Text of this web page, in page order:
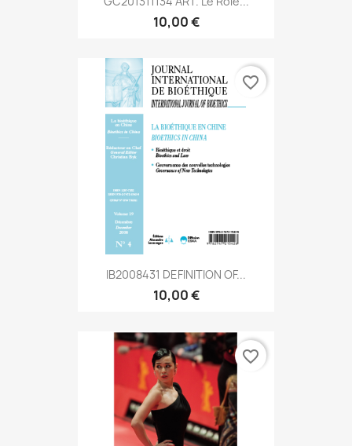
10,00 €
IB2008431 DEFINITION OF...
10,00 €
favorite_border
favorite_border